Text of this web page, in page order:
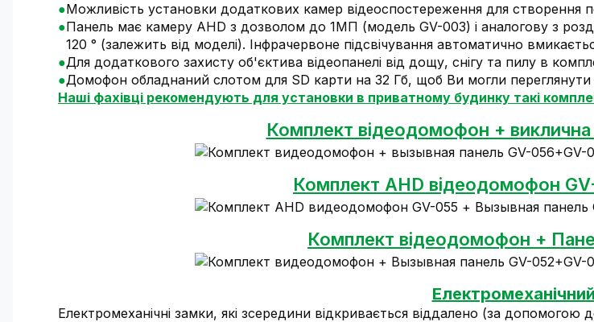
Можливість установки додаткових камер відеоспостереження для створення
Панель має камеру AHD з дозволом до 1МП (модель GV-003) і аналогову з
120 ° (залежить від моделі). Інфрачервоне підсвічування автоматично
Для додаткового захисту об'єктива відеопанелі від дощу, снігу та пилу в
Домофон обладнаний слотом для SD карти на 32 Гб, щоб Ви могли переглянути
Наші фахівці рекомендують для установки в приватному будинку такі
Комплект відеодомофон +
Комплект AHD відеодомофон
Комплект відеодомофон +
Електромеханічні замки, які зсередини відкривається віддалено (за